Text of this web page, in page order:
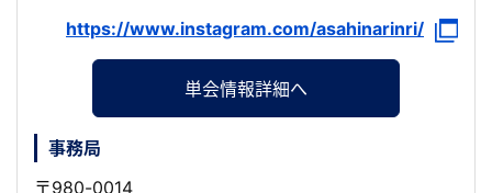
https://www.instagram.com/asahinarinri/
単会情報詳細へ
事務局
〒980-0014